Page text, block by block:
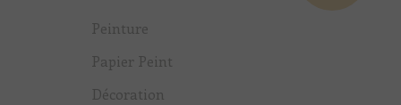
Peinture
Papier Peint
Décoration